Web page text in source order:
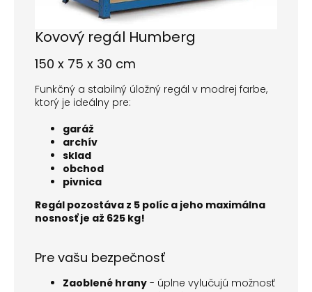
Kovový regál Humberg
150 x 75 x 30 cm
Funkčný a stabilný úložný regál v modrej farbe,
ktorý je ideálny pre:
garáž
archív
sklad
obchod
pivnica
Regál pozostáva z 5 políc a jeho maximálna
nosnosť je až 625 kg!
Pre vašu bezpečnosť
Zaoblené hrany - úplne vylučujú možnosť